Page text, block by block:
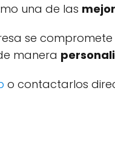
una de las
se compromete
manera
o contactarlos